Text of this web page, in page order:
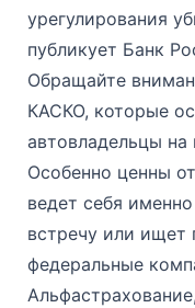
урегулирования
публикует Банк
Обращайте
КАСКО, которые
автовладельцы
Особенно ценны
ведет себя
встречу или ищет
федеральные